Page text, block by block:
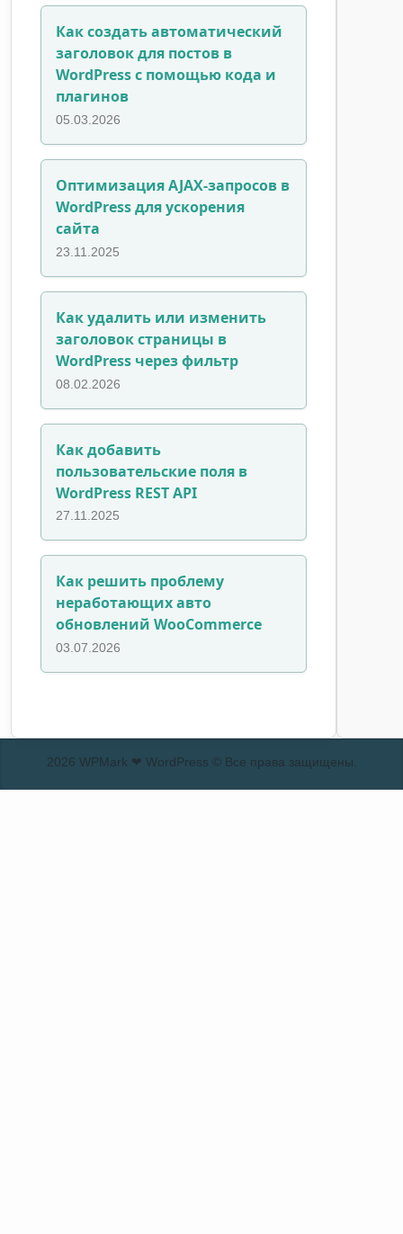
Как создать автоматический
заголовок для постов в
WordPress с помощью кода и
плагинов
05.03.2026
Оптимизация AJAX-запросов в
WordPress для ускорения
сайта
23.11.2025
Как удалить или изменить
заголовок страницы в
WordPress через фильтр
08.02.2026
Как добавить
пользовательские поля в
WordPress REST API
27.11.2025
Как решить проблему
неработающих авто
обновлений WooCommerce
03.07.2026
2026 WPMark ❤ WordPress © Все права защищены.